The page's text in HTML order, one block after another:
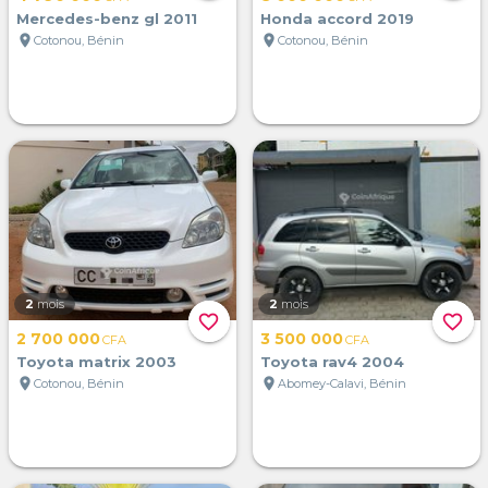
Mercedes-benz gl 2011
location_on Cotonou, Bénin
Honda accord 2019
location_on Cotonou, Bénin
favorite_border
2 mois
2 700 000CFA
Toyota matrix 2003
location_on Cotonou, Bénin
favorite_border
2 mois
3 500 000CFA
Toyota rav4 2004
location_on Abomey-Calavi, Bénin